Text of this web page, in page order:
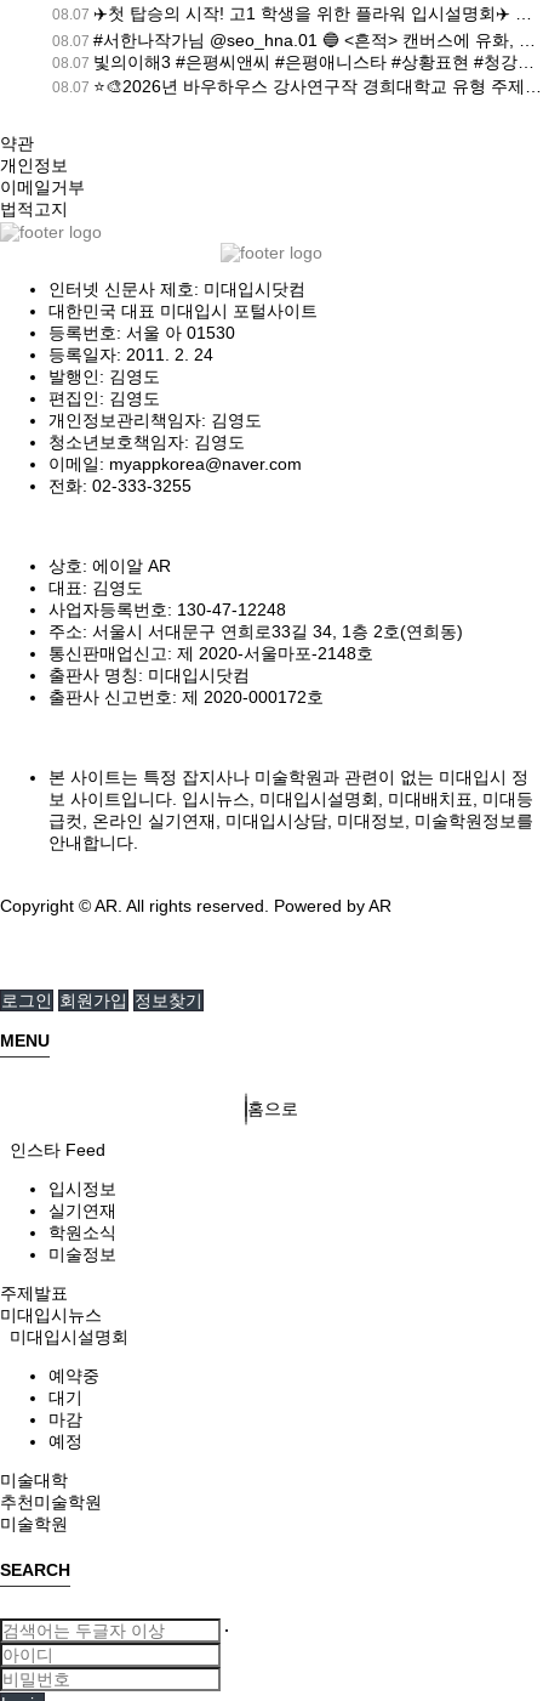
08.07 ✈️첫 탑승의 시작! 고1 학생을 위한 플라워 입시설명회✈️ 왜(Why)를 알면, 방법(How)이 보입니다! [울산 플라워 미술학원 | 울산미술학원 플라워]
08.07 #서한나작가님 @seo_hna.01 🔵 <흔적> 캔버스에 유화, 펄 바니쉬, 91x116.8(cm), 2025
08.07 빛의이해3 #은평씨앤씨 #은평애니스타 #상황표현 #청강대 #백석예대 명지대 경기대 [은평 씨앤씨 미술학원 | 은평미술학원 씨앤씨]
08.07 ⭐🎨2026년 바우하우스 강사연구작 경희대학교 유형 주제🎨⭐ 📃 문제 : 제시된 소재의 조형적 특성을 활용하여 화면에 구성하고 표현하시오 [분당 바우하우스 미술학원 | 분당미술학원 바우하우스]
약관
개인정보
이메일거부
법적고지
인터넷 신문사 제호: 미대입시닷컴
대한민국 대표 미대입시 포털사이트
등록번호: 서울 아 01530
등록일자: 2011. 2. 24
발행인: 김영도
편집인: 김영도
개인정보관리책임자: 김영도
청소년보호책임자: 김영도
이메일: myappkorea@naver.com
전화: 02-333-3255
상호: 에이알 AR
대표: 김영도
사업자등록번호: 130-47-12248
주소: 서울시 서대문구 연희로33길 34, 1층 2호(연희동)
통신판매업신고: 제 2020-서울마포-2148호
출판사 명칭: 미대입시닷컴
출판사 신고번호: 제 2020-000172호
본 사이트는 특정 잡지사나 미술학원과 관련이 없는 미대입시 정
보 사이트입니다. 입시뉴스, 미대입시설명회, 미대배치표, 미대등
급컷, 온라인 실기연재, 미대입시상담, 미대정보, 미술학원정보를
안내합니다.
Copyright © AR. All rights reserved. Powered by AR
로그인 회원가입 정보찾기
MENU
홈으로
인스타 Feed
입시정보
실기연재
학원소식
미술정보
주제발표
미대입시뉴스
미대입시설명회
예약중
대기
마감
예정
미술대학
추천미술학원
미술학원
SEARCH